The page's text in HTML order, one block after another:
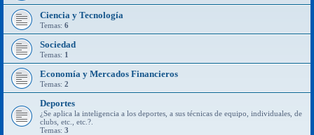
Ciencia y Tecnología
Temas: 6
Sociedad
Temas: 1
Economía y Mercados Financieros
Temas: 2
Deportes
¿Se aplica la inteligencia a los deportes, a sus técnicas de equipo, individuales, de
clubs, etc., etc.?.
Temas: 3